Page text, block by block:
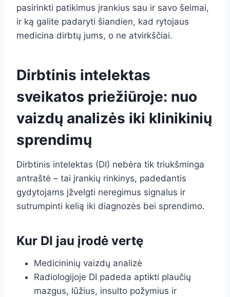
pasirinkti patikimus įrankius sau ir savo šeimai,
ir ką galite padaryti šiandien, kad rytojaus
medicina dirbtų jums, o ne atvirkščiai.
Dirbtinis intelektas
sveikatos priežiūroje: nuo
vaizdų analizės iki klinikinių
sprendimų
Dirbtinis intelektas (DI) nebėra tik triukšminga
antraštė – tai įrankių rinkinys, padedantis
gydytojams įžvelgti neregimus signalus ir
sutrumpinti kelią iki diagnozės bei sprendimo.
Kur DI jau įrodė vertę
Medicininių vaizdų analizė
Radiologijoje DI padeda aptikti plaučių
mazgus, lūžius, insulto požymius ir